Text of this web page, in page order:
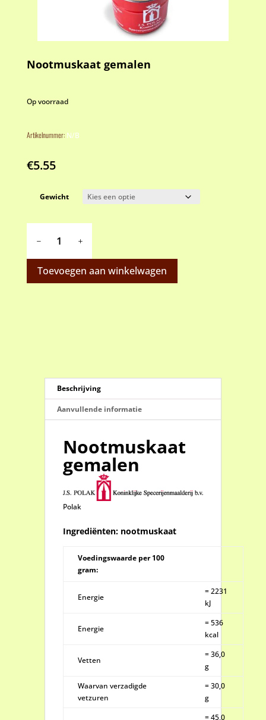
Nootmuskaat gemalen
Op voorraad
Artikelnummer: N/B
€5.55
Gewicht
gemalen
Toevoegen aan winkelwagen
Beschrijving
Aanvullende informatie
Nootmuskaat
gemalen
Polak
Ingrediënten: nootmuskaat
Voedingswaarde per 100
gram:
Energie
= 2231
kJ
Energie
= 536
kcal
Vetten
= 36,0
g
Waarvan verzadigde
vetzuren
= 30,0
g
= 45,0